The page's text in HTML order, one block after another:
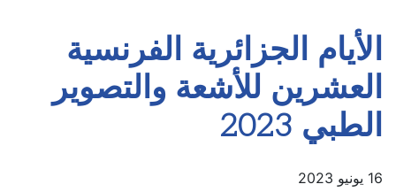
الأيام الجزائرية الفرنسية
العشرين للأشعة والتصوير
الطبي 2023
16 يونيو 2023